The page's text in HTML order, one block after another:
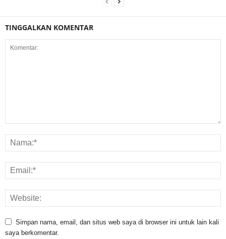
TINGGALKAN KOMENTAR
Simpan nama, email, dan situs web saya di browser ini untuk lain kali
saya berkomentar.